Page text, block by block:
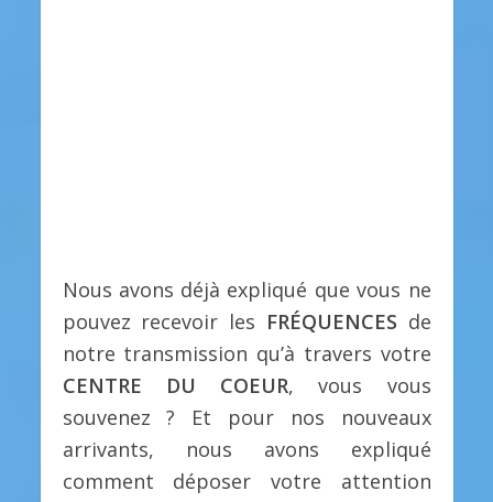
Nous avons déjà expliqué que vous ne
pouvez recevoir les FRÉQUENCES de
notre transmission qu’à travers votre
CENTRE DU COEUR, vous vous
souvenez ? Et pour nos nouveaux
arrivants, nous avons expliqué
comment déposer votre attention